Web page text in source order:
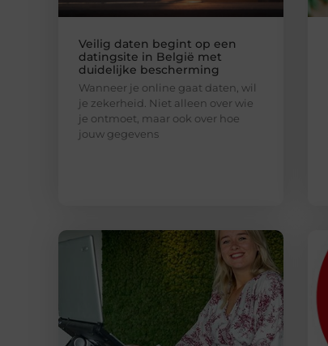
Veilig daten begint op een
datingsite in België met
duidelijke bescherming
Wanneer je online gaat daten, wil
je zekerheid. Niet alleen over wie
je ontmoet, maar ook over hoe
jouw gegevens